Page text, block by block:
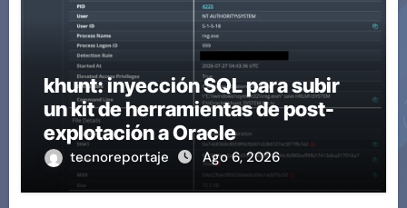
khunt: inyección SQL para subir
un kit de herramientas de post-
explotación a Oracle
tecnoreportaje Ago 6, 2026